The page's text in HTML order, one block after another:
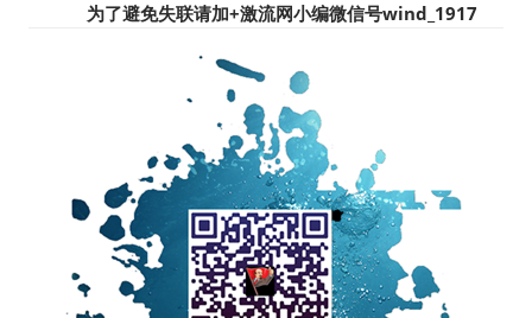
为了避免失联请加+激流网小编微信号wind_1917